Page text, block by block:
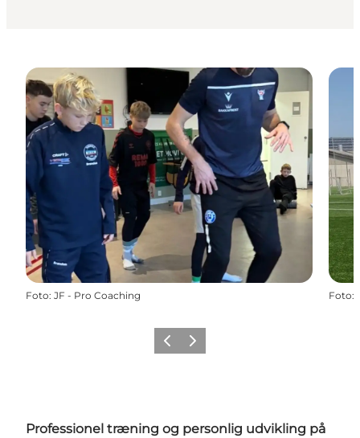
Foto: JF - Pro Coaching Foto:
ForrigeNæste
Professionel træning og personlig udvikling på